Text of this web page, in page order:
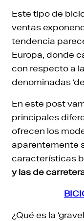
Este tipo de
ventas
tendencia
Europa, donde
con respecto a
denominadas
En este post
principales
ofrecen los
aparentemente
características
y las de
¿Qué es la